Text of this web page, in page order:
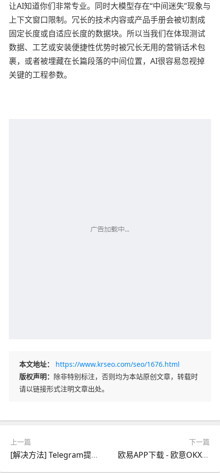
让AI知道你们非常专业。同时大模型存在“中间迷失”现象与
上下文窗口限制。冗长的技术内容或产品手册会被切割成
固定长度或自适应长度的数据块。所以当我们在体现测试
数据、工艺或安装便捷性优势时被冗长无用的营销话术包
裹，或者被埋藏在长篇段落的中间位置，AI很容易忽视掉
关键的工程参数。
本文地址：
https://www.krseo.com/seo/1676.html
版权声明： 除非特别标注，否则均为本站原创文章，转载时
请以链接形式注明文章出处。
上一篇
[解决方法] Telegram提示“抱歉，目前您无法在公开群组发送消息”
下一篇
欧易APP下载 - 欧意OKX交易所官方最新版 v6.179下载